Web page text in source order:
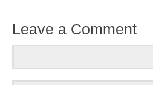
Leave a Comment